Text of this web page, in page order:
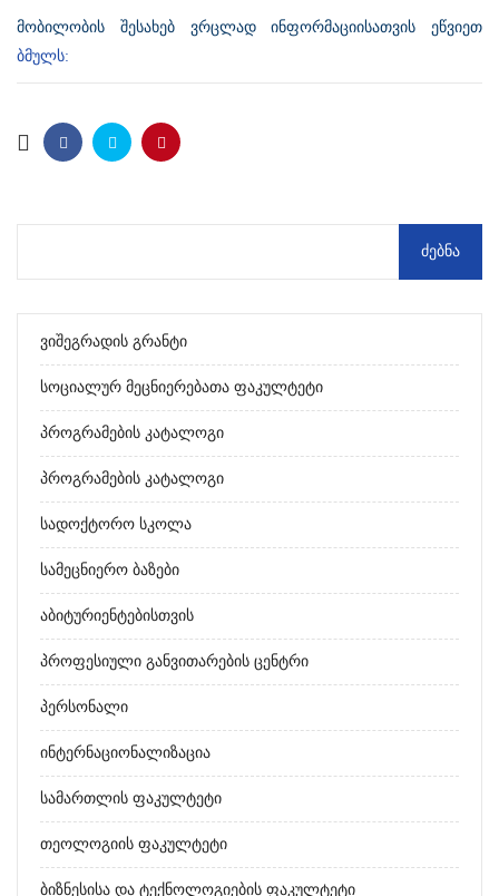
მობილობის შესახებ ვრცლად ინფორმაციისათვის ეწვიეთ
ბმულს:
Ვიშეგრადის Გრანტი
Სოციალურ Მეცნიერებათა Ფაკულტეტი
Პროგრამების Კატალოგი
Პროგრამების Კატალოგი
Სადოქტორო Სკოლა
Სამეცნიერო Ბაზები
Აბიტურიენტებისთვის
Პროფესიული Განვითარების Ცენტრი
Პერსონალი
Ინტერნაციონალიზაცია
Სამართლის Ფაკულტეტი
Თეოლოგიის Ფაკულტეტი
Ბიზნესისა Და Ტექნოლოგიების Ფაკულტეტი